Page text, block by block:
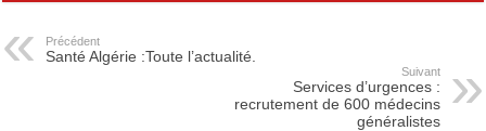
Précédent
Santé Algérie :Toute l’actualité.
Suivant
Services d’urgences :
recrutement de 600 médecins
généralistes